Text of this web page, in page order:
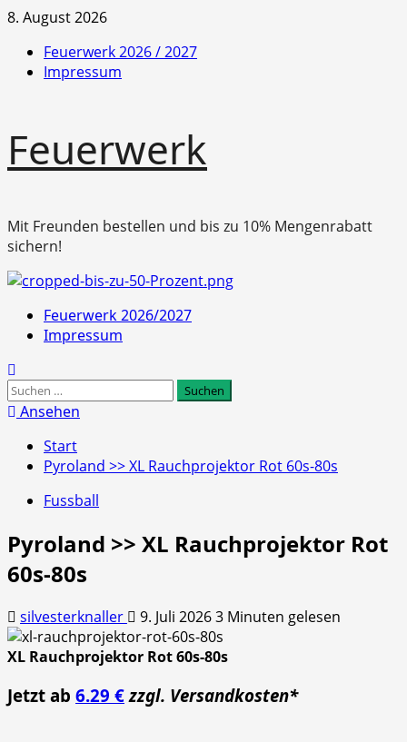
Zum
springen
8. August 2026
Feuerwerk 2026 / 2027
Impressum
Feuerwerk
Mit Freunden bestellen und bis zu 10% Mengenrabatt
sichern!
Primäres
Menü
Feuerwerk 2026/2027
Impressum
Suchen
nach:
Ansehen
Start
Pyroland >> XL Rauchprojektor Rot 60s-80s
Fussball
Pyroland >> XL Rauchprojektor Rot
60s-80s
silvesterknaller 9. Juli 20263 Minuten gelesen
XL Rauchprojektor Rot 60s-80s
Jetzt ab 6.29 € zzgl. Versandkosten*